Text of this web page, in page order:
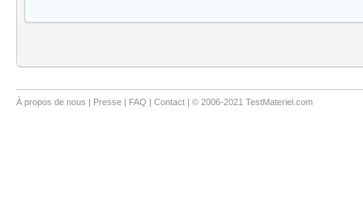
À propos de nous | Presse | FAQ | Contact | © 2006-2021 TestMateriel.com